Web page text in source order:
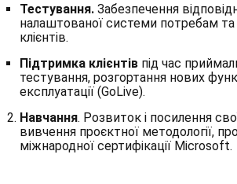
Тестування. Забезпечення
налаштованої системи потребам
клієнтів.
Підтримка клієнтів під час
тестування, розгортання нових
експлуатації (GoLive).
Навчання. Розвиток і посилення
вивчення проєктної методології,
міжнародної сертифікації Microsoft.